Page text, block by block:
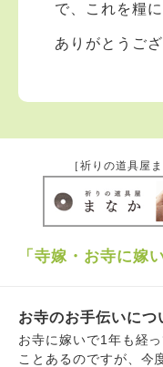
で、これを糧
ありがとうござ
［祈りの道具屋
「寺嫁・お寺に嫁
お寺のお手伝いにつ
お寺に嫁いで1年も経
ことあるのですが、今